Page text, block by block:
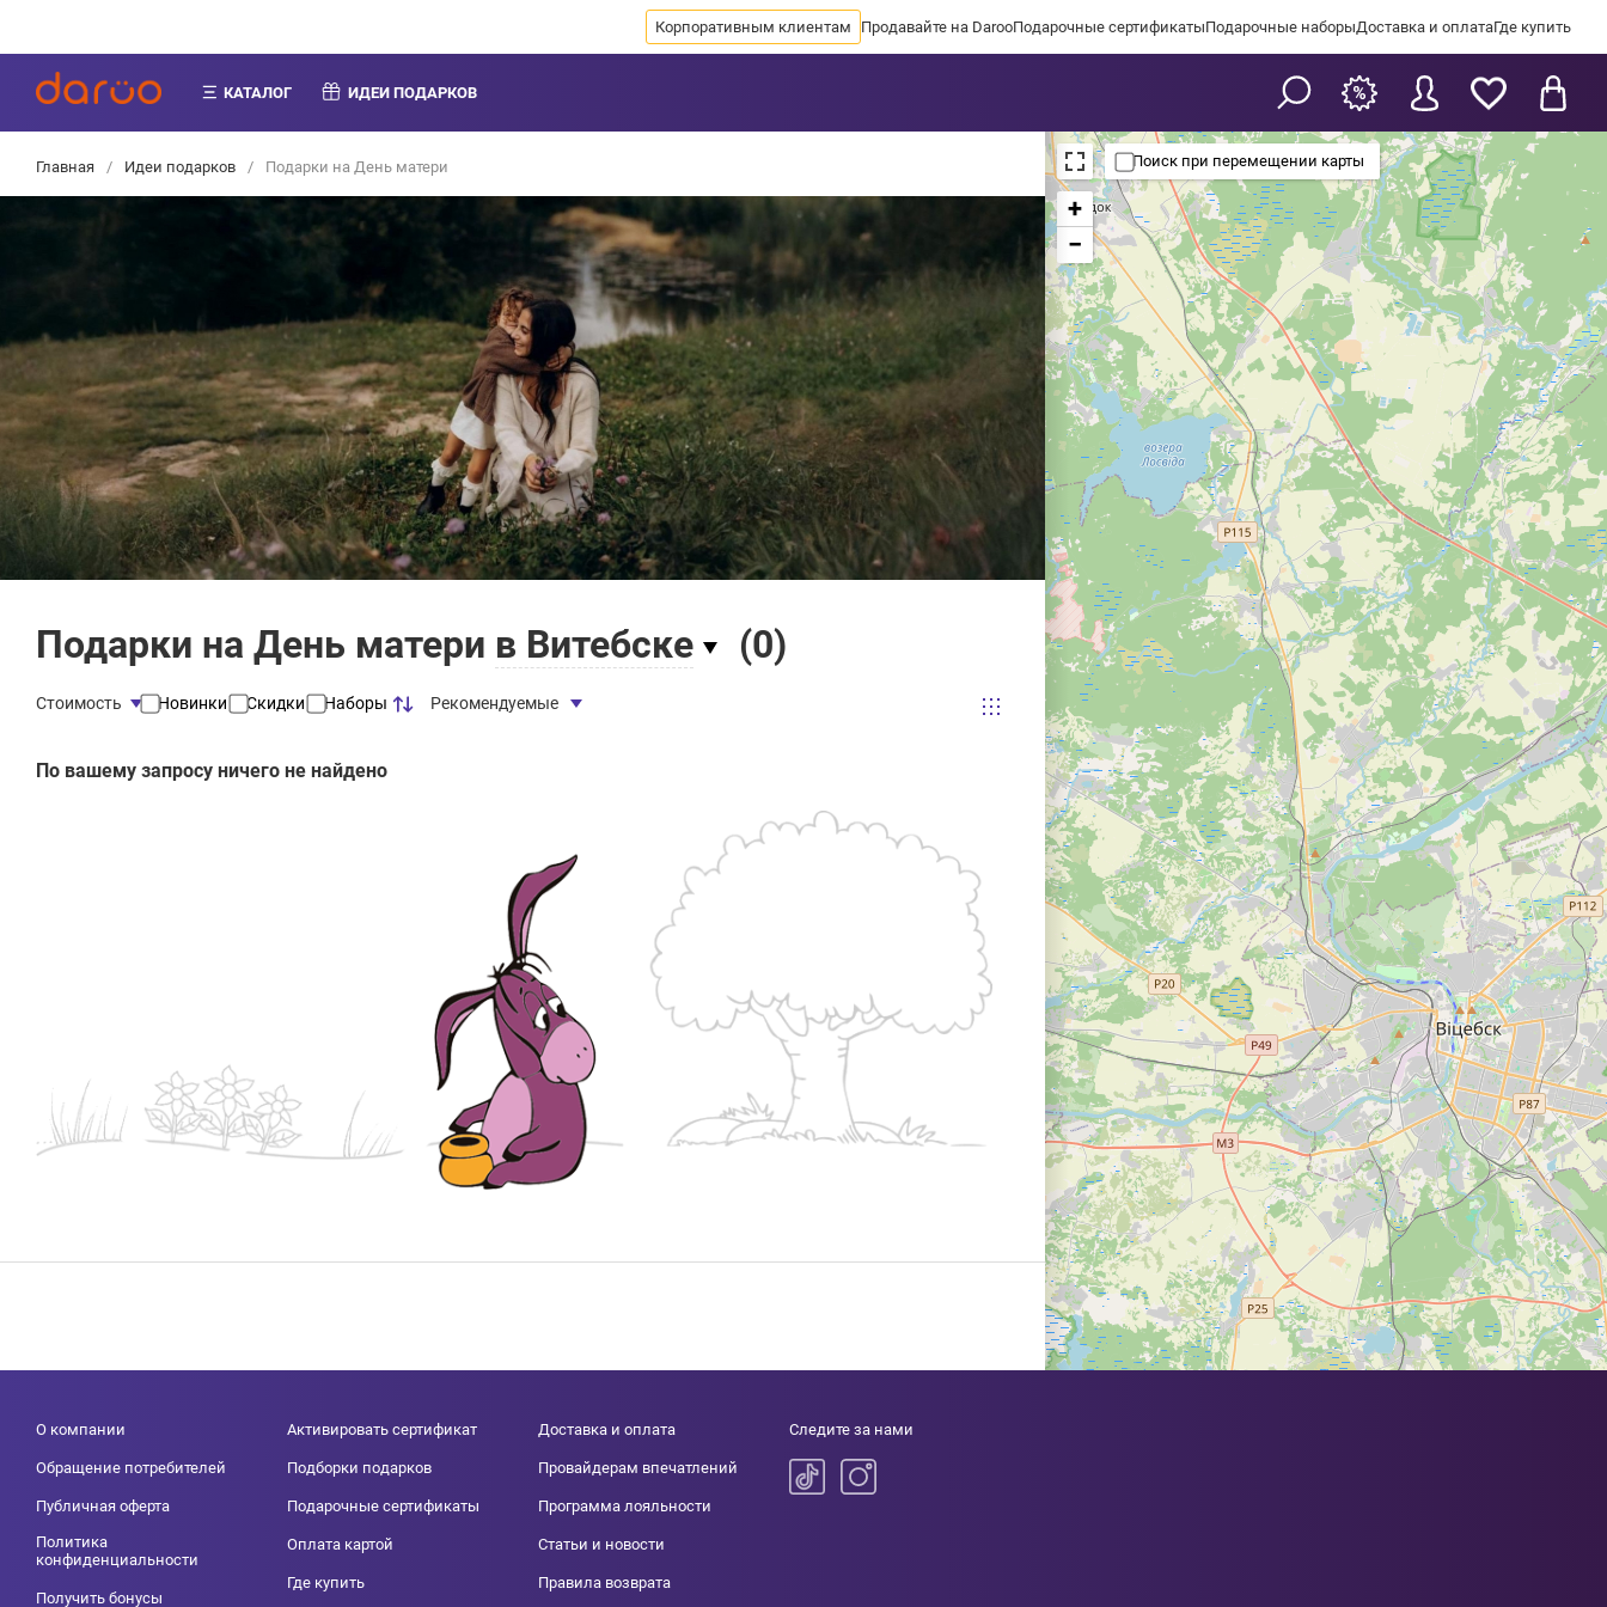
Корпоративным клиентам Продавайте на DarooПодарочные сертификатыПодарочные наборыДоставка и оплатаГде купить
КАТАЛОГ ИДЕИ ПОДАРКОВ
Главная / Идеи подарков / Подарки на День матери
Подарки на День матери в Витебске (0)
Стоимость Новинки Скидки Наборы Рекомендуемые
По вашему запросу ничего не найдено
+
−
Поиск при перемещении карты
О компании
Обращение потребителей
Публичная оферта
Политика
конфиденциальности
Получить бонусы
Активировать сертификат
Подборки подарков
Подарочные сертификаты
Оплата картой
Где купить
Доставка и оплата
Провайдерам впечатлений
Программа лояльности
Статьи и новости
Правила возврата
Следите за нами